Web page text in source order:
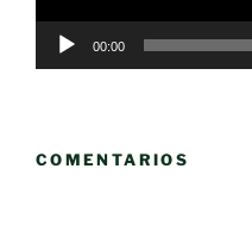
00:00
COMENTARIOS